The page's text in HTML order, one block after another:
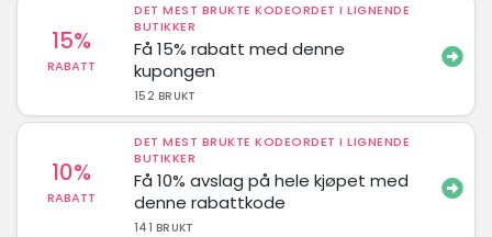
15%
RABATT
DET MEST BRUKTE KODEORDET I LIGNENDE
BUTIKKER
Få 15% rabatt med denne
kupongen
152 BRUKT
10%
RABATT
DET MEST BRUKTE KODEORDET I LIGNENDE
BUTIKKER
Få 10% avslag på hele kjøpet med
denne rabattkode
141 BRUKT